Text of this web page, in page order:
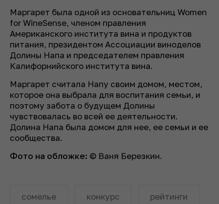
Маргарет была одной из основательниц Women
for WineSense, членом правления
Американского института вина и продуктов
питания, президентом Ассоциации виноделов
Долины Напа и председателем правления
Калифорнийского института вина.
Маргарет считала Напу своим домом, местом,
которое она выбрала для воспитания семьи, и
поэтому забота о будущем Долины
чувствовалась во всей ее деятельности.
Долина Напа была домом для нее, ее семьи и ее
сообщества.
Фото на обложке: © Ваня Березкин.
сомелье конкурс рейтинги